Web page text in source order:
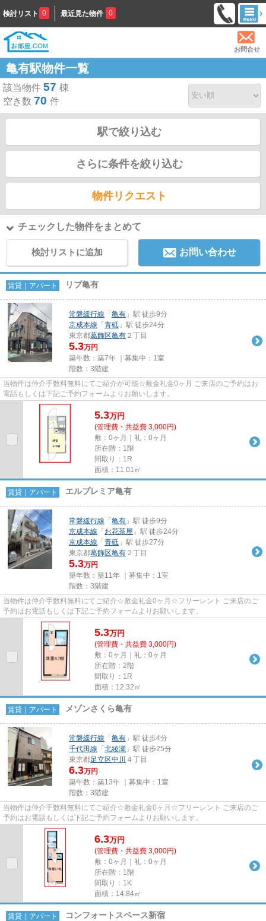
検討リスト 0 最近見た物件 0
お問合せ
亀有駅物件一覧
該当物件 57 棟
空き数 70 件
駅で絞り込む
さらに条件を絞り込む
物件リクエスト
チェックした物件をまとめて
検討リストに追加 お問い合わせ
賃貸｜アパート リブ亀有
常磐緩行線 「 亀有 」駅 徒歩9分
京成本線 「 青砥 」駅 徒歩24分
東京都葛飾区亀有 ２丁目
5.3万円
築年数：築7年 ｜募集中： 1室
階数：3階建
当物件は仲介手数料無料にてご紹介が可能☆敷金礼金0ヶ月 ご来店のご予約はお
電話もしくは下記ご予約フォームよりお願いします。
5.3万円
(管理費・共益費 3,000円)
敷：0ヶ月｜礼：0ヶ月
所在階：1階
間取り：1R
面積：11.01㎡
賃貸｜アパート エルプレミア亀有
常磐緩行線 「 亀有 」駅 徒歩9分
京成本線 「 お花茶屋 」駅 徒歩24分
京成本線 「 青砥 」駅 徒歩27分
東京都葛飾区亀有 ２丁目
5.3万円
築年数：築11年 ｜募集中： 1室
階数：3階建
当物件は仲介手数料無料にてご紹介☆敷金礼金0ヶ月☆フリーレント ご来店のご
予約はお電話もしくは下記ご予約フォームよりお願いします。
5.3万円
(管理費・共益費 3,000円)
敷：0ヶ月｜礼：0ヶ月
所在階：2階
間取り：1R
面積：12.32㎡
賃貸｜アパート メゾンさくら亀有
常磐緩行線 「 亀有 」駅 徒歩4分
千代田線 「 北綾瀬 」駅 徒歩25分
東京都足立区中川 ４丁目
6.3万円
築年数：築13年 ｜募集中： 1室
階数：3階建
当物件は仲介手数料無料にてご紹介☆敷金礼金0ヶ月☆フリーレント ご来店のご
予約はお電話もしくは下記ご予約フォームよりお願いします。
6.3万円
(管理費・共益費 3,000円)
敷：0ヶ月｜礼：0ヶ月
所在階：1階
間取り：1K
面積：14.84㎡
賃貸｜アパート コンフォートスペース新宿